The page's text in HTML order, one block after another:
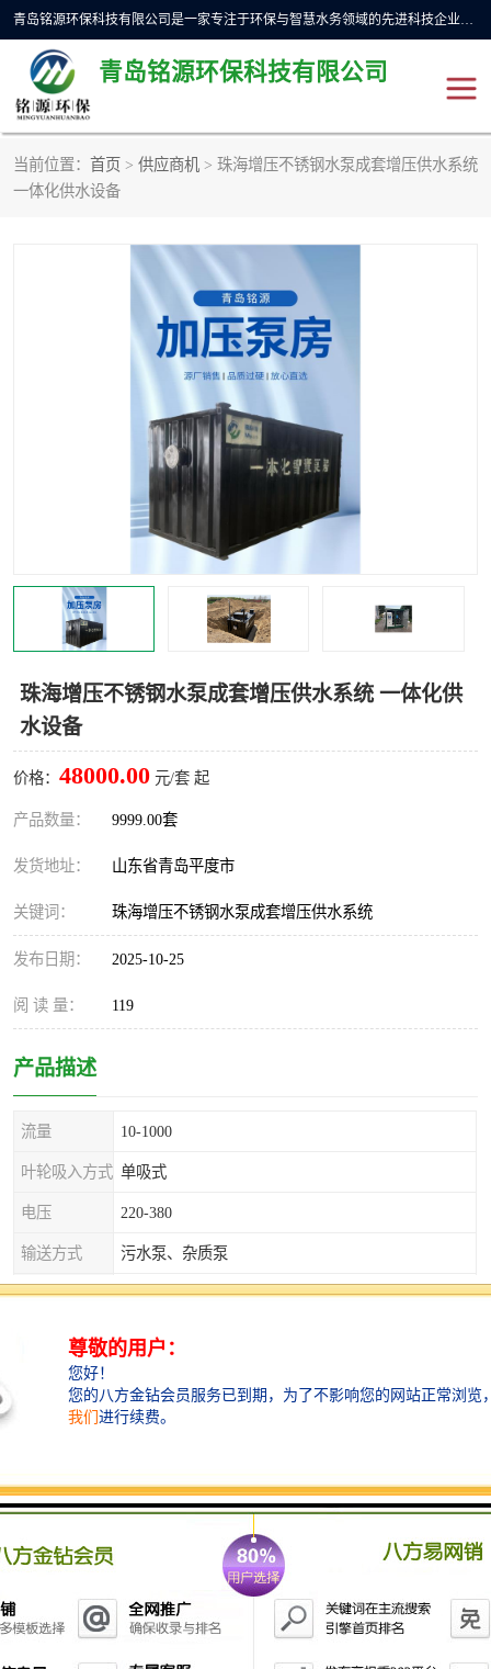
青岛铭源环保科技有限公司是一家专注于环保与智慧水务领域的先进科技企业，公司专注于云智能一体化预制泵站、水务循环利用、海绵城市、云智慧水务开发及新型环保技术研发等领域。铭源环保以为客户提供优质产品、专业技术服务为己任。为客户提供量身定制方案，提供多种配置方案满足实际使用要求。严控供货周期，并提供高标准后期维护。以环保为己任，视质量如生命，以技术做先导，靠诚信赢客户。
青岛铭源环保科技有限公司
当前位置： 首页 > 供应商机 > 珠海增压不锈钢水泵成套增压供水系统
一体化供水设备
珠海增压不锈钢水泵成套增压供水系统 一体化供
水设备
价格： 48000.00 元/套 起
产品数量： 9999.00套
发货地址： 山东省青岛平度市
关键词： 珠海增压不锈钢水泵成套增压供水系统
发布日期： 2025-10-25
阅 读 量： 119
产品描述
流量 10-1000
叶轮吸入方式 单吸式
电压 220-380
输送方式 污水泵、杂质泵
驱动方式 电动
是农田灌溉，市政输水，水厂取水、养殖种植用水的给
水设备，由工厂
统一组织后运至现场安装交钥匙泵房。
保组织完成，现场只需要土建，吊装，电路，调试培训
即可完成。完成整个安装调试过程，只需要1-2个工作
日。建设周期短，降低施工成本
一体化HMPP泵站
智能旋转喷射器
液动限流闸门
加压泵房/灌溉泵房 一体化预制泵站
雨水收集回用装置 门式冲洗装置
智能一体化灌溉泵房 一体化污水处理泵房
一体化泵闸 柔性截污
真空冲洗设备
水平自清洗格栅